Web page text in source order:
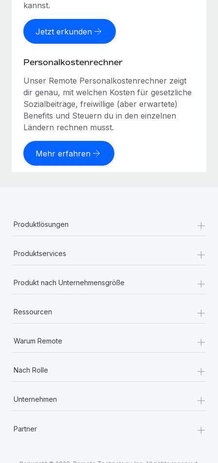
kannst.
Jetzt erkunden
Personalkostenrechner
Unser Remote Personalkostenrechner zeigt
dir genau, mit welchen Kosten für gesetzliche
Sozialbeiträge, freiwillige (aber erwartete)
Benefits und Steuern du in den einzelnen
Ländern rechnen musst.
Mehr erfahren
Produktlösungen +
Produktservices +
Produkt nach Unternehmensgröße +
Ressourcen +
Warum Remote +
Nach Rolle +
Unternehmen +
Partner +